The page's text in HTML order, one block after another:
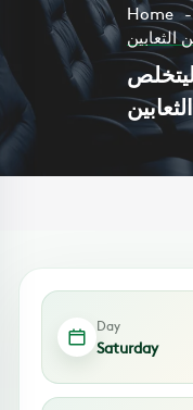
Home
Day
Saturday